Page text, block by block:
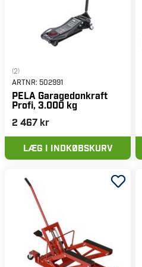
(2)
ARTNR: 502991
PELA Garagedonkraft
Profi, 3.000 kg
2 467 kr
LÆG I INDKØBSKURV